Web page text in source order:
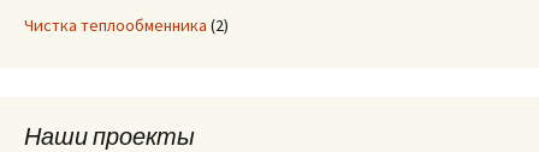
Чистка теплообменника (2)
Наши проекты